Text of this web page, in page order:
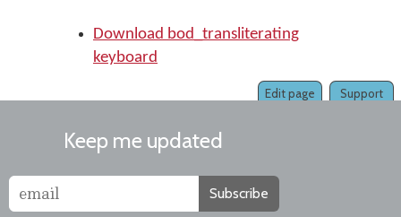
Download bod_transliterating
keyboard
Support
Edit page
Keep me updated
Subscribe